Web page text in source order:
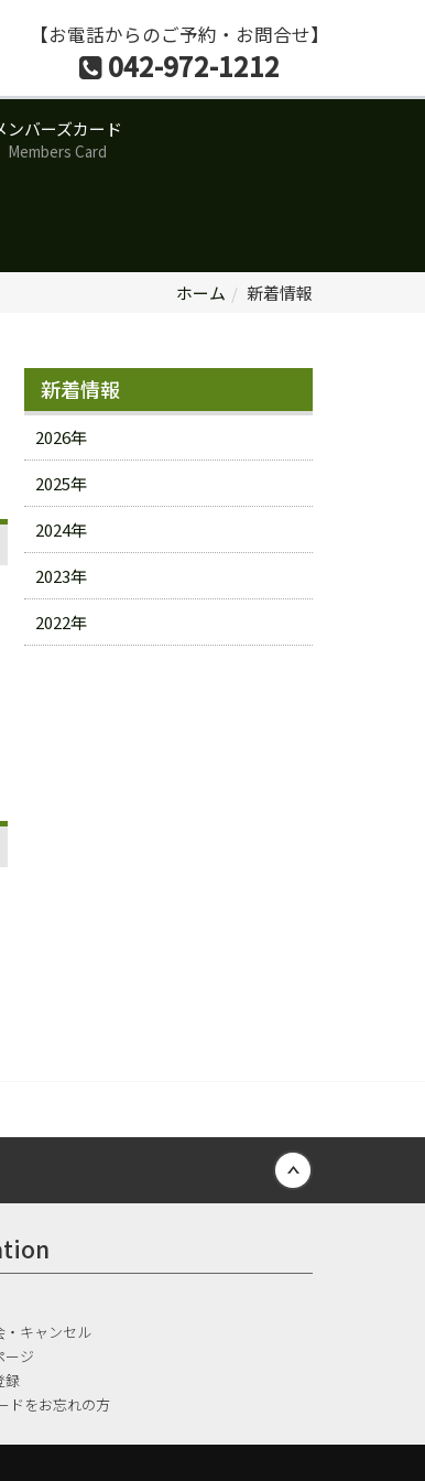
【お電話からのご予約・お問合せ】
042-972-1212
ンバーズカード
Members Card
ホーム 新着情報
新着情報
2026年
2025年
2024年
2023年
2022年
・キャンセル
ージ
録
ドをお忘れの方